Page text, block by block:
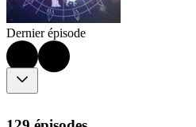
Dernier épisode